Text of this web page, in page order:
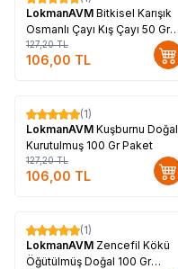
LokmanAVM Bitkisel Karışık
Osmanlı Çayı Kış Çayı 50 Gr
Paket
127,20TL
106,00 TL
%17
(1)
LokmanAVM Kuşburnu Doğal
Kurutulmuş 100 Gr Paket
127,20TL
106,00 TL
%17
(1)
LokmanAVM Zencefil Kökü
Öğütülmüş Doğal 100 Gr